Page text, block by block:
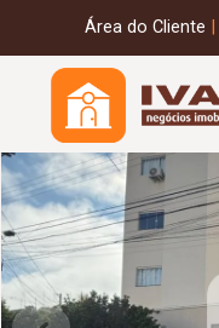
Área do Cliente